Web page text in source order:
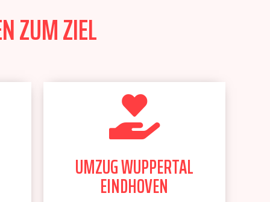
ZUM ZIEL
UMZUG WUPPERTAL
EINDHOVEN